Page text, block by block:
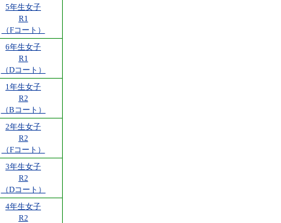
5年生女子
R1
（Fコート）
6年生女子
R1
（Dコート）
1年生女子
R2
（Bコート）
2年生女子
R2
（Fコート）
3年生女子
R2
（Dコート）
4年生女子
R2